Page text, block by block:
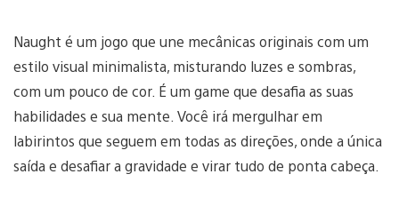
Naught é um jogo que une mecânicas originais com um
estilo visual minimalista, misturando luzes e sombras,
com um pouco de cor. É um game que desafia as suas
habilidades e sua mente. Você irá mergulhar em
labirintos que seguem em todas as direções, onde a única
saída e desafiar a gravidade e virar tudo de ponta cabeça.